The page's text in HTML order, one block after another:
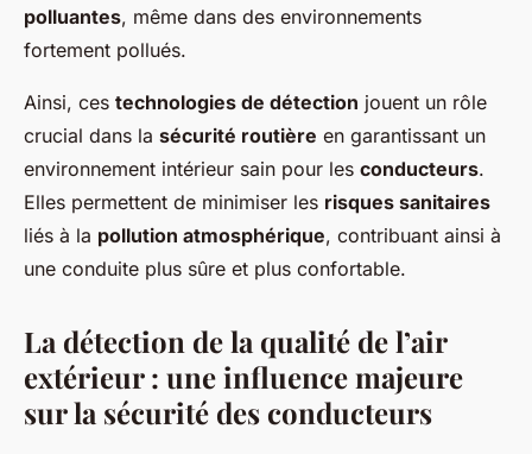
polluantes, même dans des environnements
fortement pollués.
Ainsi, ces technologies de détection jouent un rôle
crucial dans la sécurité routière en garantissant un
environnement intérieur sain pour les conducteurs.
Elles permettent de minimiser les risques sanitaires
liés à la pollution atmosphérique, contribuant ainsi à
une conduite plus sûre et plus confortable.
La détection de la qualité de l’air
extérieur : une influence majeure
sur la sécurité des conducteurs